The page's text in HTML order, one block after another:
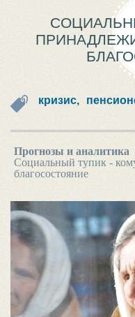
кризис,
Прогнозы и аналитика
Социальный тупик -
благосостояние